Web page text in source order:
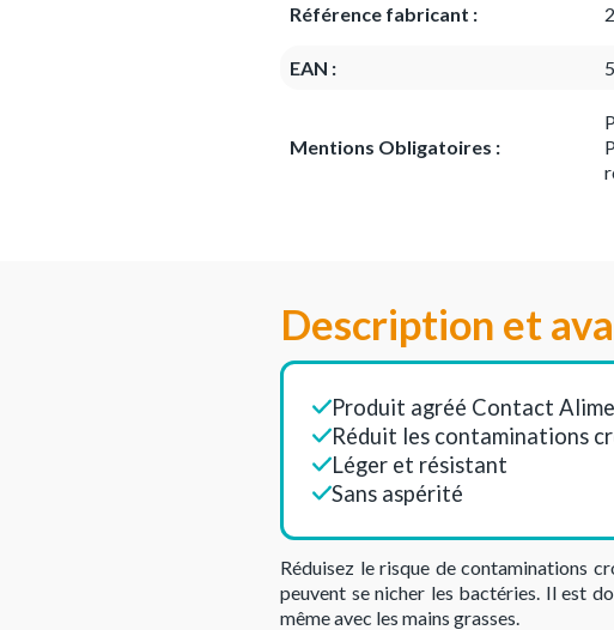
Référence fabricant :
EAN :
Mentions Obligatoires :
Description et
Produit agréé Contact
Réduit les contaminations
Léger et résistant
Sans aspérité
Réduisez le risque de contaminations
peuvent se nicher les bactéries. Il est
même avec les mains grasses.